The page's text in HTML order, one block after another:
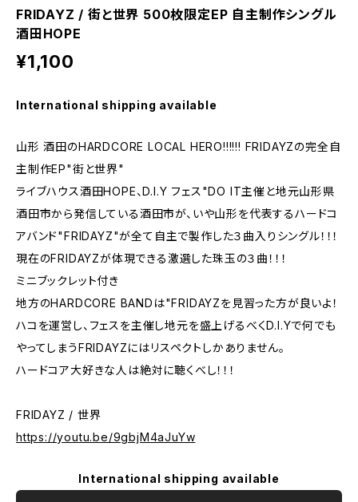
FRIDAYZ / 街と世界 500枚限定EP 自主制作シングル
酒田HOPE
¥1,100
International shipping available
山形 酒田のHARDCORE LOCAL HERO!!!!!! FRIDAYZの完全自
主制作EP"街と世界"
ライブハウス酒田HOPE、D.I.Y フェス"DO IT主催と地元山形県
酒田市から発信している酒田市が、いや山形を代表するハードコ
アバンド"FRIDAYZ"が全て自主で製作した３曲入りシングル！！！
現在のFRIDAYZが体現できる激選した珠玉の３曲！！！
ミニブックレット付き
地方のHARDCORE BANDは"FRIDAYZを見習った方が良いよ！
ハコを運営し、フェスを主催し地元を盛上げるべくD.I.Yで何でも
やってしまうFRIDAYZにはリスペクトしかありません。
ハードコア大好きな人は絶対に聴くべし！！！
FRIDAYZ / 世界
https://youtu.be/9gbjM4aJuYw
International shipping available